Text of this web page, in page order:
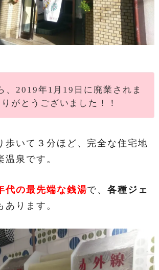
、2019年1月19日に廃業されま
がとうございました！！
歩いて３分ほど、完全な住宅地
温泉です。
代の最先端な銭湯で、各種ジェ
あります。